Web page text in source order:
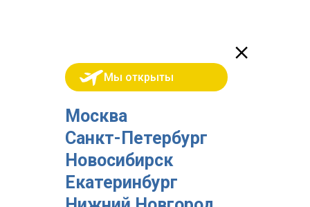
Москва
Санкт-Петербург
Новосибирск
Екатеринбург
Мы открыты